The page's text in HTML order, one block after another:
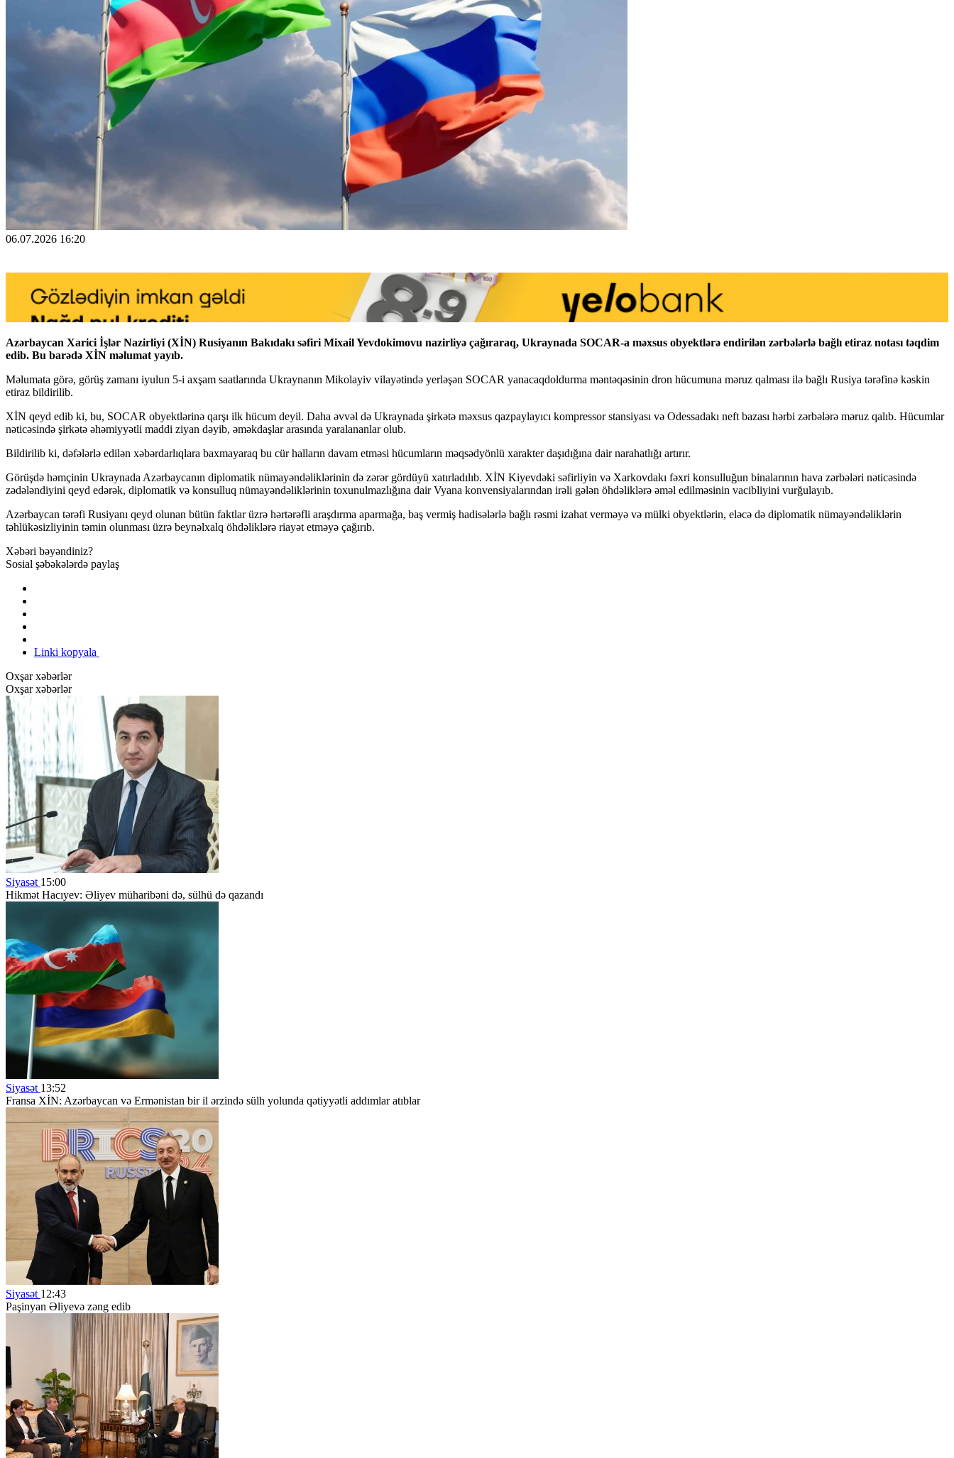
06.07.2026 16:20
Azərbaycan Xarici İşlər Nazirliyi (XİN) Rusiyanın Bakıdakı səfiri Mixail Yevdokimovu nazirliyə çağıraraq, Ukraynada SOCAR-a məxsus obyektlərə endirilən zərbələrlə bağlı etiraz notası təqdim
edib. Bu barədə XİN məlumat yayıb.
Məlumata görə, görüş zamanı iyulun 5-i axşam saatlarında Ukraynanın Mikolayiv vilayətində yerləşən SOCAR yanacaqdoldurma məntəqəsinin dron hücumuna məruz qalması ilə bağlı Rusiya tərəfinə kəskin
etiraz bildirilib.
XİN qeyd edib ki, bu, SOCAR obyektlərinə qarşı ilk hücum deyil. Daha əvvəl də Ukraynada şirkətə məxsus qazpaylayıcı kompressor stansiyası və Odessadakı neft bazası hərbi zərbələrə məruz qalıb. Hücumlar
nəticəsində şirkətə əhəmiyyətli maddi ziyan dəyib, əməkdaşlar arasında yaralananlar olub.
Bildirilib ki, dəfələrlə edilən xəbərdarlıqlara baxmayaraq bu cür halların davam etməsi hücumların məqsədyönlü xarakter daşıdığına dair narahatlığı artırır.
Görüşdə həmçinin Ukraynada Azərbaycanın diplomatik nümayəndəliklərinin də zərər gördüyü xatırladılıb. XİN Kiyevdəki səfirliyin və Xarkovdakı fəxri konsulluğun binalarının hava zərbələri nəticəsində
zədələndiyini qeyd edərək, diplomatik və konsulluq nümayəndəliklərinin toxunulmazlığına dair Vyana konvensiyalarından irəli gələn öhdəliklərə əməl edilməsinin vacibliyini vurğulayıb.
Azərbaycan tərəfi Rusiyanı qeyd olunan bütün faktlar üzrə hərtərəfli araşdırma aparmağa, baş vermiş hadisələrlə bağlı rəsmi izahat verməyə və mülki obyektlərin, eləcə də diplomatik nümayəndəliklərin
təhlükəsizliyinin təmin olunması üzrə beynəlxalq öhdəliklərə riayət etməyə çağırıb.
Xəbəri bəyəndiniz?
Sosial şəbəkələrdə paylaş
Linki kopyala
Oxşar xəbərlər
Oxşar xəbərlər
Siyasət 15:00
Hikmət Hacıyev: Əliyev müharibəni də, sülhü də qazandı
Siyasət 13:52
Fransa XİN: Azərbaycan və Ermənistan bir il ərzində sülh yolunda qətiyyətli addımlar atıblar
Siyasət 12:43
Paşinyan Əliyevə zəng edib